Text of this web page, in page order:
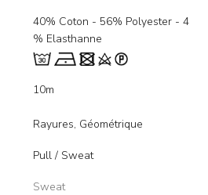
40% Coton - 56% Polyester - 4
% Elasthanne
10m
Rayures, Géométrique
Pull / Sweat
Sweat